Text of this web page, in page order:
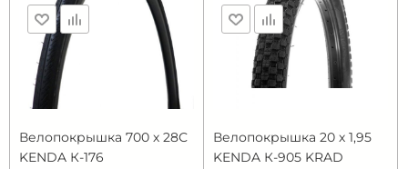
Велопокрышка 700 х 28С
KENDA К-176
Велопокрышка 20 х 1,95
KENDA К-905 KRAD